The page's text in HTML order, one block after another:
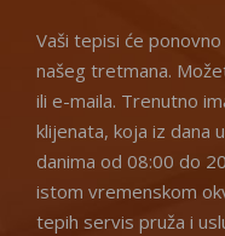
Vaši tepisi će
našeg tretmana.
ili e-maila. Trenutno
klijenata, koja iz dana
danima od 08:00 do
istom vremenskom
tepih servis pruža i